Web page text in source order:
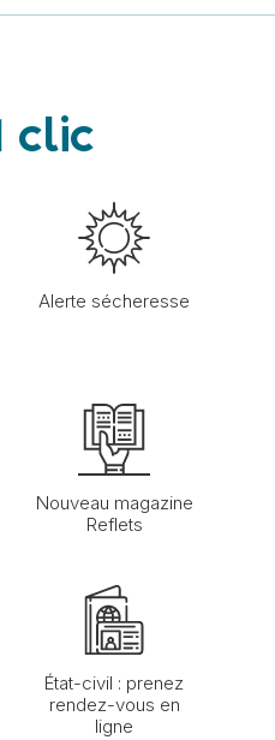
clic
Alerte sécheresse
Nouveau magazine
Reflets
État-civil : prenez
rendez-vous en
ligne